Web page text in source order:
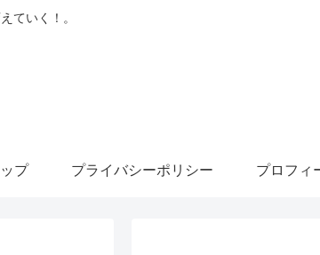
ていく！。
プ プライバシーポリシー プロフィ